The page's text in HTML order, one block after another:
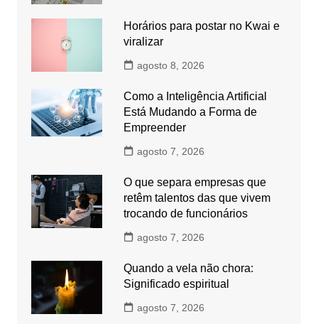
Horários para postar no Kwai e
viralizar
agosto 8, 2026
Como a Inteligência Artificial
Está Mudando a Forma de
Empreender
agosto 7, 2026
O que separa empresas que
retêm talentos das que vivem
trocando de funcionários
agosto 7, 2026
Quando a vela não chora:
Significado espiritual
agosto 7, 2026